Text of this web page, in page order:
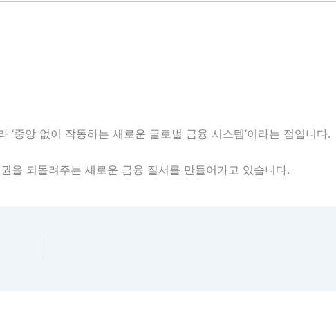
중앙 없이 작동하는 새로운 글로벌 금융 시스템’이라는 점입니다.
을 되돌려주는 새로운 금융 질서를 만들어가고 있습니다.